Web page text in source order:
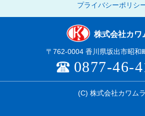
プライバシーポリシ
株式会社カワ
〒762-0004 香川県坂出市昭和
0877-46-
(C) 株式会社カワムラ